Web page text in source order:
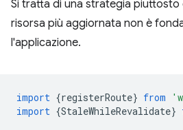
Si tratta di una strategia piuttosto
risorsa più aggiornata non è
l'applicazione.
import {registerRoute} from
import {StaleWhileRevalidate}